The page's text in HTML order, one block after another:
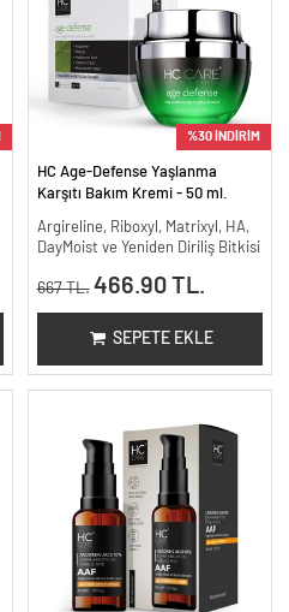
%30 İNDİRİM
HC Age-Defense Yaşlanma
Karşıtı Bakım Kremi - 50 ml.
Argireline, Riboxyl, Matrixyl, HA,
DayMoist ve Yeniden Diriliş Bitkisi
667 TL. 466.90 TL.
SEPETE EKLE